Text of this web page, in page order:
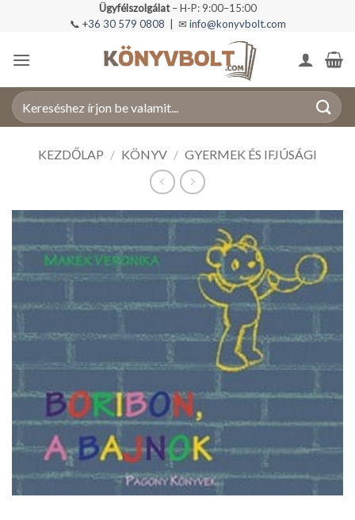
Ügyfélszolgálat– H-P: 9:00–15:00
📞 +36 30 579 0808 | ✉ info@konyvbolt.com
Keresés
a
KEZDŐLAP / KÖNYV / GYERMEK ÉS IFJÚSÁGI